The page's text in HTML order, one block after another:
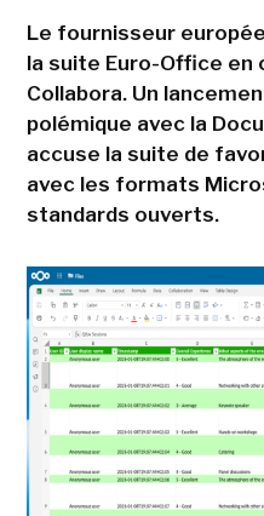
Le fournisseur
la suite Euro-Office
Collabora. Un
polémique avec la
accuse la suite de
avec les formats
standards ouverts.